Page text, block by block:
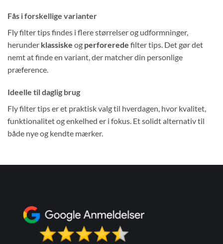
Fås i forskellige varianter
Fly filter tips findes i flere størrelser og udformninger,
herunder klassiske og perforerede filter tips. Det gør det
nemt at finde en variant, der matcher din personlige
præference.
Ideelle til daglig brug
Fly filter tips er et praktisk valg til hverdagen, hvor kvalitet,
funktionalitet og enkelhed er i fokus. Et solidt alternativ til
både nye og kendte mærker.